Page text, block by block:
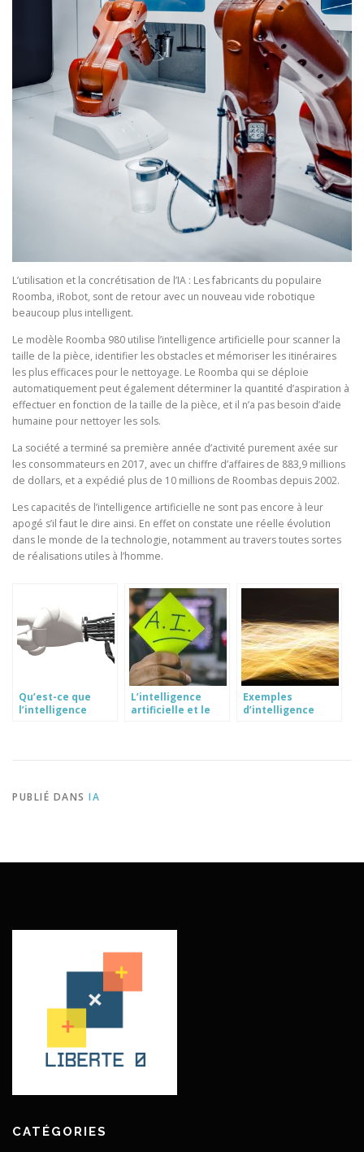
L’utilisation et la concrétisation de l’IA : Les fabricants du populaire
Roomba, iRobot, sont de retour avec un nouveau vide robotique
beaucoup plus intelligent.
Le modèle Roomba 980 utilise l’intelligence artificielle pour scanner la
taille de la pièce, identifier les obstacles et mémoriser les itinéraires
les plus efficaces pour le nettoyage. Le Roomba qui se déploie
automatiquement peut également déterminer la quantité d’aspiration à
effectuer en fonction de la taille de la pièce, et il n’a pas besoin d’aide
humaine pour nettoyer les sols.
La société a terminé sa première année d’activité purement axée sur
les consommateurs en 2017, avec un chiffre d’affaires de 883,9 millions
de dollars, et a expédié plus de 10 millions de Roombas depuis 2002.
Les capacités de l’intelligence artificielle ne sont pas encore à leur
apogé s’il faut le dire ainsi. En effet on constate une réelle évolution
dans le monde de la technologie, notamment au travers toutes sortes
de réalisations utiles à l’homme.
Qu’est-ce que
l’intelligence
L’intelligence
artificielle et le
Exemples
d’intelligence
PUBLIÉ DANS IA
CATÉGORIES